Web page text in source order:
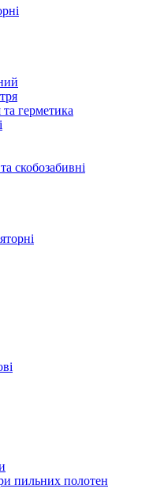
герметика
скобозабивні
пильних полотен